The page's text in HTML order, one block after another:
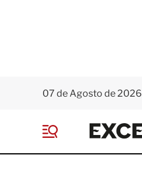
07 de Agosto de 2026
e